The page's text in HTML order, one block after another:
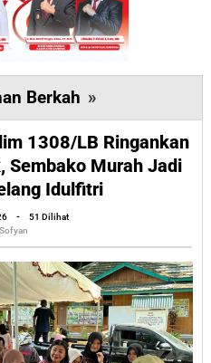
Berkah »
Ramadhan
Kodim
1308/LB
Ringankan
Warga
Luwuk,
Sembako
Murah
Jadi
1308/LB Ringankan
Sembako Murah Jadi
Idulfitri
oleh
Sofyan
-
51 Dilihat
Sofyan